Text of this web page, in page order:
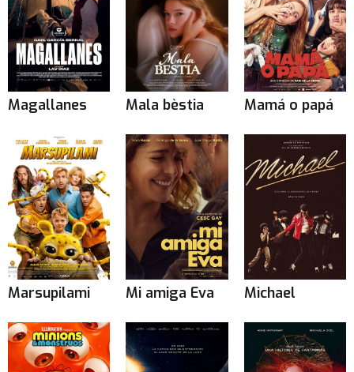
Magallanes Mala bèstia Mamá o papá
Marsupilami Mi amiga Eva Michael